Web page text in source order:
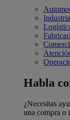
Habla
¿Necesitas
una compra o